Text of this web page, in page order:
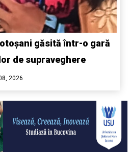
găsită într-o gară
de supraveghere
2026